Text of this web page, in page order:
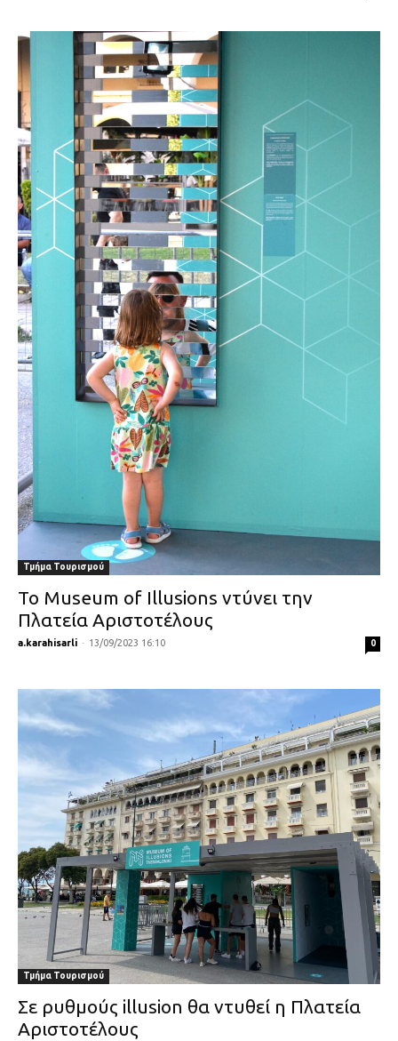
Τμήμα Τουρισμού
Το Museum of Illusions ντύνει την
Πλατεία Αριστοτέλους
a.karahisarli - 13/09/2023 16:10 0
Τμήμα Τουρισμού
Σε ρυθμούς illusion θα ντυθεί η Πλατεία
Αριστοτέλους